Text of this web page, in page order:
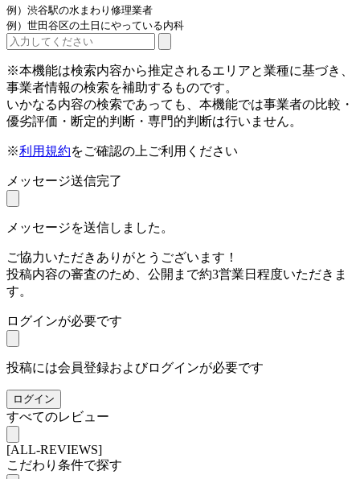
例）渋谷駅の水まわり修理業者
例）世田谷区の土日にやっている内科
※本機能は検索内容から推定されるエリアと業種に基づき、
事業者情報の検索を補助するものです。
いかなる内容の検索であっても、本機能では事業者の比較・
優劣評価・断定的判断・専門的判断は行いません。
※利用規約をご確認の上ご利用ください
メッセージ送信完了
メッセージを送信しました。
ご協力いただきありがとうございます！
投稿内容の審査のため、公開まで約3営業日程度いただきま
す。
ログインが必要です
投稿には会員登録およびログインが必要です
ログイン
すべてのレビュー
[ALL-REVIEWS]
こだわり条件で探す